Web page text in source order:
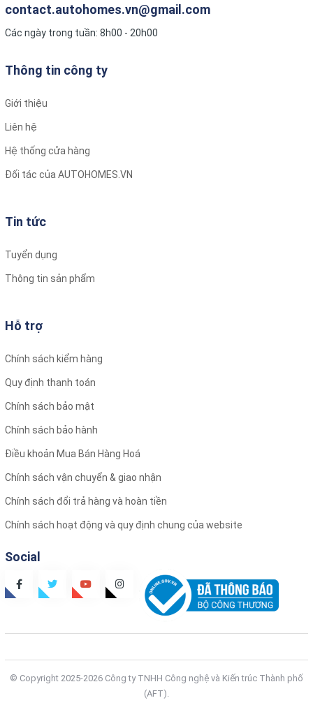
contact.autohomes.vn@gmail.com
Các ngày trong tuần: 8h00 - 20h00
Thông tin công ty
Giới thiệu
Liên hệ
Hệ thống cửa hàng
Đối tác của AUTOHOMES.VN
Tin tức
Tuyển dụng
Thông tin sản phẩm
Hỗ trợ
Chính sách kiểm hàng
Quy định thanh toán
Chính sách bảo mật
Chính sách bảo hành
Điều khoản Mua Bán Hàng Hoá
Chính sách vận chuyển & giao nhận
Chính sách đổi trả hàng và hoàn tiền
Chính sách hoạt động và quy định chung của website
Social
© Copyright 2025-2026 Công ty TNHH Công nghệ và Kiến trúc Thành phố
(AFT).